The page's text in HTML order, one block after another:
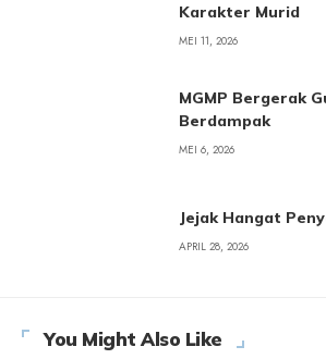
Karakter Murid
MEI 11, 2026
MGMP Bergerak
Berdampak
MEI 6, 2026
Jejak Hangat
APRIL 28, 2026
You Might Also Like